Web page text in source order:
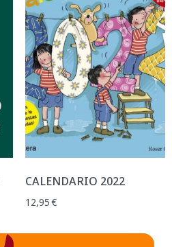
CALENDARIO 2022
12,95€